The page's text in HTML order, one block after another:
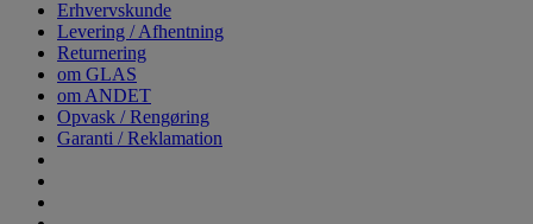
Erhvervskunde
Levering / Afhentning
Returnering
om GLAS
om ANDET
Opvask / Rengøring
Garanti / Reklamation